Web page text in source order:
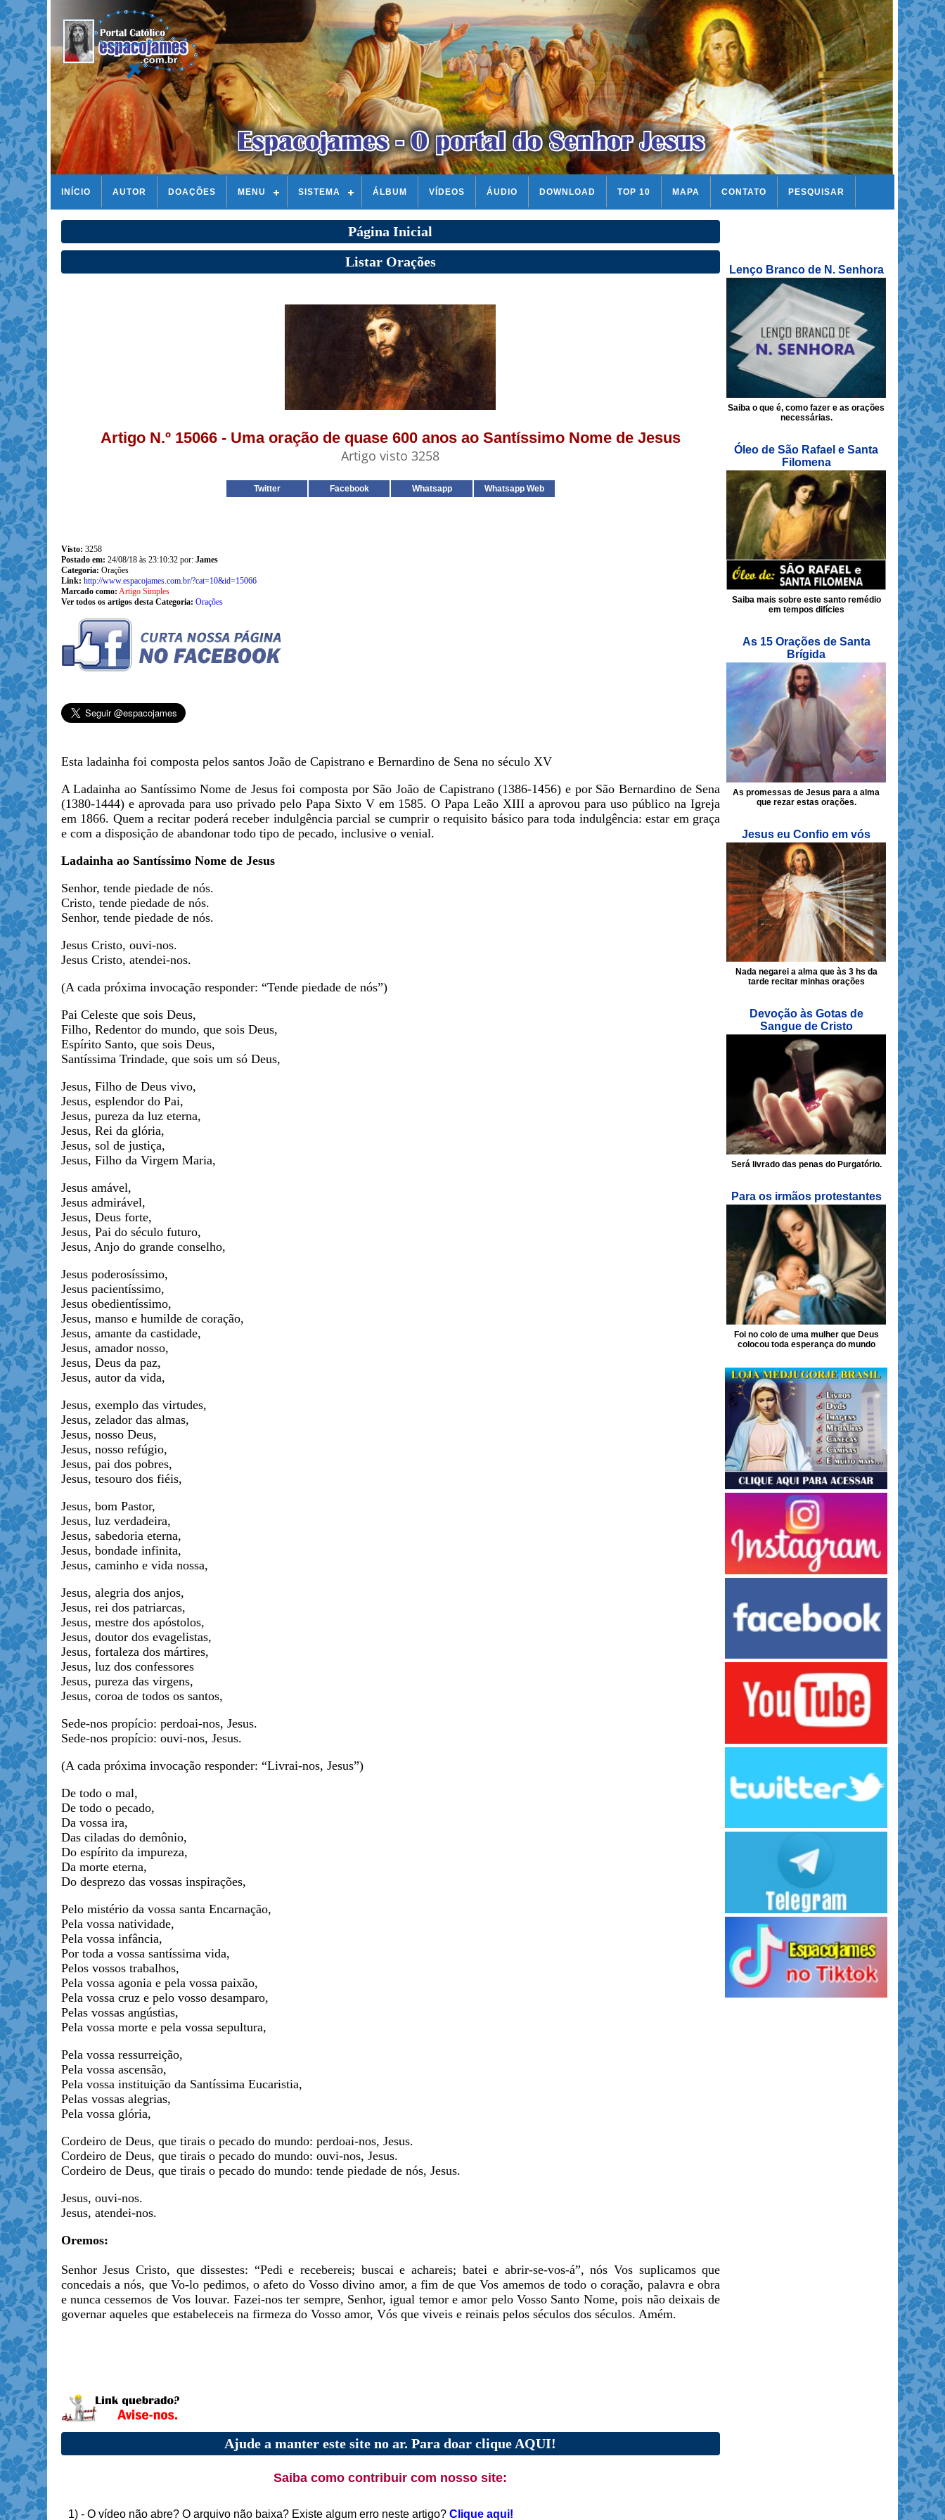
INÍCIO AUTOR DOAÇÕES MENU SISTEMA ÁLBUM VÍDEOS ÁUDIO DOWNLOAD TOP 10 MAPA CONTATO PESQUISAR
Página Inicial
Listar Orações
Artigo N.º 15066 - Uma oração de quase 600 anos ao Santíssimo Nome de Jesus
Artigo visto 3258
Twitter Facebook Whatsapp Whatsapp Web
Visto: 3258
Postado em: 24/08/18 às 23:10:32 por: James
Categoria: Orações
Link: http://www.espacojames.com.br/?cat=10&id=15066
Marcado como: Artigo Simples
Ver todos os artigos desta Categoria: Orações
Esta ladainha foi composta pelos santos João de Capistrano e Bernardino de Sena no século XV
A Ladainha ao Santíssimo Nome de Jesus foi composta por São João de Capistrano (1386-1456) e por São Bernardino de Sena
(1380-1444) e aprovada para uso privado pelo Papa Sixto V em 1585. O Papa Leão XIII a aprovou para uso público na Igreja
em 1866. Quem a recitar poderá receber indulgência parcial se cumprir o requisito básico para toda indulgência: estar em graça
e com a disposição de abandonar todo tipo de pecado, inclusive o venial.
Ladainha ao Santíssimo Nome de Jesus
Senhor, tende piedade de nós.
Cristo, tende piedade de nós.
Senhor, tende piedade de nós.
Jesus Cristo, ouvi-nos.
Jesus Cristo, atendei-nos.
(A cada próxima invocação responder: “Tende piedade de nós”)
Pai Celeste que sois Deus,
Filho, Redentor do mundo, que sois Deus,
Espírito Santo, que sois Deus,
Santíssima Trindade, que sois um só Deus,
Jesus, Filho de Deus vivo,
Jesus, esplendor do Pai,
Jesus, pureza da luz eterna,
Jesus, Rei da glória,
Jesus, sol de justiça,
Jesus, Filho da Virgem Maria,
Jesus amável,
Jesus admirável,
Jesus, Deus forte,
Jesus, Pai do século futuro,
Jesus, Anjo do grande conselho,
Jesus poderosíssimo,
Jesus pacientíssimo,
Jesus obedientíssimo,
Jesus, manso e humilde de coração,
Jesus, amante da castidade,
Jesus, amador nosso,
Jesus, Deus da paz,
Jesus, autor da vida,
Jesus, exemplo das virtudes,
Jesus, zelador das almas,
Jesus, nosso Deus,
Jesus, nosso refúgio,
Jesus, pai dos pobres,
Jesus, tesouro dos fiéis,
Jesus, bom Pastor,
Jesus, luz verdadeira,
Jesus, sabedoria eterna,
Jesus, bondade infinita,
Jesus, caminho e vida nossa,
Jesus, alegria dos anjos,
Jesus, rei dos patriarcas,
Jesus, mestre dos apóstolos,
Jesus, doutor dos evagelistas,
Jesus, fortaleza dos mártires,
Jesus, luz dos confessores
Jesus, pureza das virgens,
Jesus, coroa de todos os santos,
Sede-nos propício: perdoai-nos, Jesus.
Sede-nos propício: ouvi-nos, Jesus.
(A cada próxima invocação responder: “Livrai-nos, Jesus”)
De todo o mal,
De todo o pecado,
Da vossa ira,
Das ciladas do demônio,
Do espírito da impureza,
Da morte eterna,
Do desprezo das vossas inspirações,
Pelo mistério da vossa santa Encarnação,
Pela vossa natividade,
Pela vossa infância,
Por toda a vossa santíssima vida,
Pelos vossos trabalhos,
Pela vossa agonia e pela vossa paixão,
Pela vossa cruz e pelo vosso desamparo,
Pelas vossas angústias,
Pela vossa morte e pela vossa sepultura,
Pela vossa ressurreição,
Pela vossa ascensão,
Pela vossa instituição da Santíssima Eucaristia,
Pelas vossas alegrias,
Pela vossa glória,
Cordeiro de Deus, que tirais o pecado do mundo: perdoai-nos, Jesus.
Cordeiro de Deus, que tirais o pecado do mundo: ouvi-nos, Jesus.
Cordeiro de Deus, que tirais o pecado do mundo: tende piedade de nós, Jesus.
Jesus, ouvi-nos.
Jesus, atendei-nos.
Oremos:
Senhor Jesus Cristo, que dissestes: “Pedi e recebereis; buscai e achareis; batei e abrir-se-vos-á”, nós Vos suplicamos que
concedais a nós, que Vo-lo pedimos, o afeto do Vosso divino amor, a fim de que Vos amemos de todo o coração, palavra e obra
e nunca cessemos de Vos louvar. Fazei-nos ter sempre, Senhor, igual temor e amor pelo Vosso Santo Nome, pois não deixais de
governar aqueles que estabeleceis na firmeza do Vosso amor, Vós que viveis e reinais pelos séculos dos séculos. Amém.
Ajude a manter este site no ar. Para doar clique AQUI!
Saiba como contribuir com nosso site:
1) - O vídeo não abre? O arquivo não baixa? Existe algum erro neste artigo? Clique aqui!
Lenço Branco de N. Senhora
Saiba o que é, como fazer e as orações
necessárias.
Óleo de São Rafael e Santa
Filomena
Saiba mais sobre este santo remédio
em tempos difícies
As 15 Orações de Santa
Brígida
As promessas de Jesus para a alma
que rezar estas orações.
Jesus eu Confio em vós
Nada negarei a alma que às 3 hs da
tarde recitar minhas orações
Devoção às Gotas de
Sangue de Cristo
Será livrado das penas do Purgatório.
Para os irmãos protestantes
Foi no colo de uma mulher que Deus
colocou toda esperança do mundo